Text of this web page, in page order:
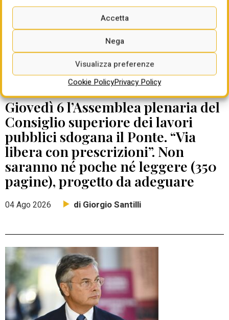
Accetta
Nega
Visualizza preferenze
Cookie PolicyPrivacy Policy
DATE DA RICORDARE
Giovedì 6 l’Assemblea plenaria del
Consiglio superiore dei lavori
pubblici sdogana il Ponte. “Via
libera con prescrizioni”. Non
saranno né poche né leggere (350
pagine), progetto da adeguare
04 Ago 2026 di Giorgio Santilli